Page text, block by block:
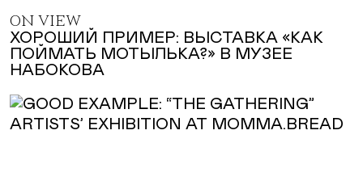
ON VIEW
ХОРОШИЙ ПРИМЕР: ВЫСТАВКА «КАК
ПОЙМАТЬ МОТЫЛЬКА?» В МУЗЕЕ
НАБОКОВА